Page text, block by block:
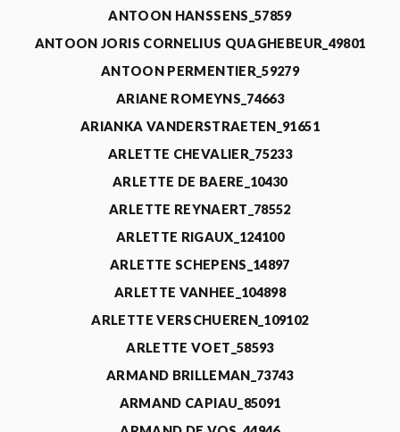
ANTOON HANSSENS_57859
ANTOON JORIS CORNELIUS QUAGHEBEUR_49801
ANTOON PERMENTIER_59279
ARIANE ROMEYNS_74663
ARIANKA VANDERSTRAETEN_91651
ARLETTE CHEVALIER_75233
ARLETTE DE BAERE_10430
ARLETTE REYNAERT_78552
ARLETTE RIGAUX_124100
ARLETTE SCHEPENS_14897
ARLETTE VANHEE_104898
ARLETTE VERSCHUEREN_109102
ARLETTE VOET_58593
ARMAND BRILLEMAN_73743
ARMAND CAPIAU_85091